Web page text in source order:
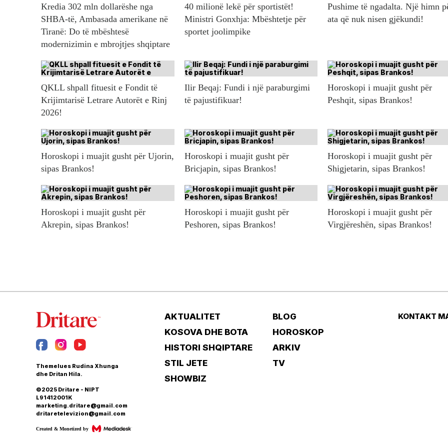
Kredia 302 mln dollarëshe nga
SHBA-të, Ambasada amerikane në
Tiranë: Do të mbështesë
modernizimin e mbrojtjes shqiptare
40 milionë lekë për sportistët!
Ministri Gonxhja: Mbështetje për
sportet joolimpike
Pushime të ngadalta. Një himn
ata që nuk nisen gjëkundi!
QKLL shpall fituesit e Fondit të
Krijimtarisë Letrare Autorët e Rinj
2026!
Ilir Beqaj: Fundi i një paraburgimi
të pajustifikuar!
Horoskopi i muajit gusht për
Peshqit, sipas Brankos!
Horoskopi i muajit gusht për Ujorin,
sipas Brankos!
Horoskopi i muajit gusht për
Bricjapin, sipas Brankos!
Horoskopi i muajit gusht për
Shigjetarin, sipas Brankos!
Horoskopi i muajit gusht për
Akrepin, sipas Brankos!
Horoskopi i muajit gusht për
Peshoren, sipas Brankos!
Horoskopi i muajit gusht për
Virgjëreshën, sipas Brankos!
Themelues Rudina Xhunga
dhe Dritan Hila.
©2025 Dritare - NIPT
L91412001K
marketing.dritare@gmail.com
dritaretelevizion@gmail.com
Created & Monetized by
AKTUALITET
KOSOVA DHE BOTA
HISTORI SHQIPTARE
STIL JETE
SHOWBIZ
BLOG
HOROSKOP
ARKIV
TV
KONTAKT